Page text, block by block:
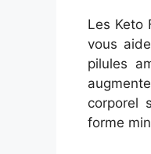
Les Keto
vous
pilules
corporel
forme